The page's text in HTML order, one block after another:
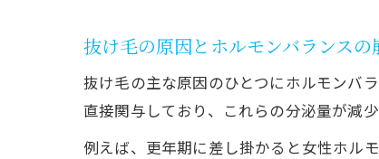
抜け毛の原因とホルモンバランスの
抜け毛の主な原因のひとつにホルモンバ
直接関与しており、これらの分泌量が減
例えば、更年期に差し掛かると女性ホル